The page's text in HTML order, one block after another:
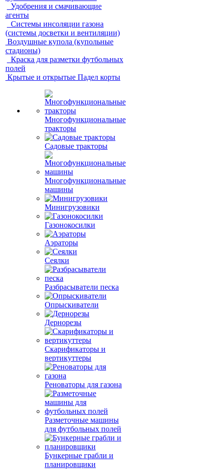
Удобрения и смачивающие
агенты
Системы инсоляции газона
(системы досветки и вентиляции)
Воздушные купола (купольные
стадионы)
Краска для разметки футбольных
полей
Крытые и открытые Падел корты
Многофункциональные
тракторы
Садовые тракторы
Многофункциональные
машины
Минигрузовики
Газонокосилки
Аэраторы
Сеялки
Разбрасыватели песка
Опрыскиватели
Дернорезы
Скарификаторы и
вертикуттеры
Реноваторы для газона
Разметочные машины
для футбольных полей
Бункерные грабли и
планировщики